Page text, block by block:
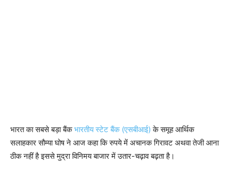
भारत का सबसे बड़ा बैंकभारतीय स्टेट बैंक (एसबीआई) के समूह आर्थिक
सलाहकार सौम्या घोष ने आज कहा कि रुपये में अचानक गिरावट अथवा तेजी आना
ठीक नहीं है इससे मुद्रा विनिमय बाजार में उतार-चढ़ाव बढ़ता है।